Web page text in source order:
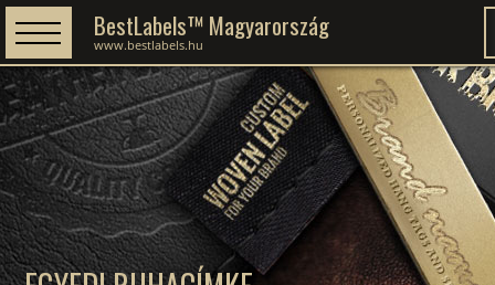
BestLabels™ Magyarország
www.bestlabels.hu